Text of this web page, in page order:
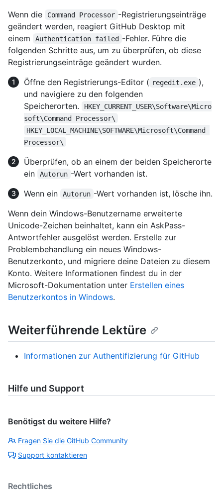
Wenn die
Command Processor -Registrierungseinträge
geändert werden, reagiert GitHub Desktop mit
einem
Authentication failed -Fehler. Führe die
folgenden Schritte aus, um zu überprüfen, ob diese
Registrierungseinträge geändert wurden.
Öffne den Registrierungs-Editor ( regedit.exe ),
und navigiere zu den folgenden
Speicherorten.
HKEY_CURRENT_USER\Software\Micro
soft\Command Processor\
HKEY_LOCAL_MACHINE\SOFTWARE\Microsoft\Command
Processor\
Überprüfen, ob an einem der beiden Speicherorte
ein
Autorun -Wert vorhanden ist.
Wenn ein
Autorun -Wert vorhanden ist, lösche ihn.
Wenn dein Windows-Benutzername erweiterte
Unicode-Zeichen beinhaltet, kann ein AskPass-
Antwortfehler ausgelöst werden. Erstelle zur
Problembehandlung ein neues Windows-
Benutzerkonto, und migriere deine Dateien zu diesem
Konto. Weitere Informationen findest du in der
Microsoft-Dokumentation unter Erstellen eines
Benutzerkontos in Windows.
Weiterführende Lektüre
Informationen zur Authentifizierung für GitHub
Hilfe und Support
Benötigst du weitere Hilfe?
Fragen Sie die GitHub Community
Support kontaktieren
Rechtliches